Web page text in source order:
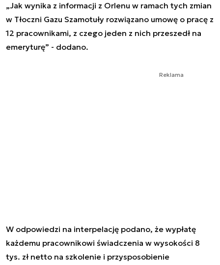
„Jak wynika z informacji z Orlenu w ramach tych zmian
w Tłoczni Gazu Szamotuły rozwiązano umowę o pracę z
12 pracownikami, z czego jeden z nich przeszedł na
emeryturę” - dodano.
Reklama
W odpowiedzi na interpelację podano, że wypłatę
każdemu pracownikowi świadczenia w wysokości 8
tys. zł netto na szkolenie i przysposobienie